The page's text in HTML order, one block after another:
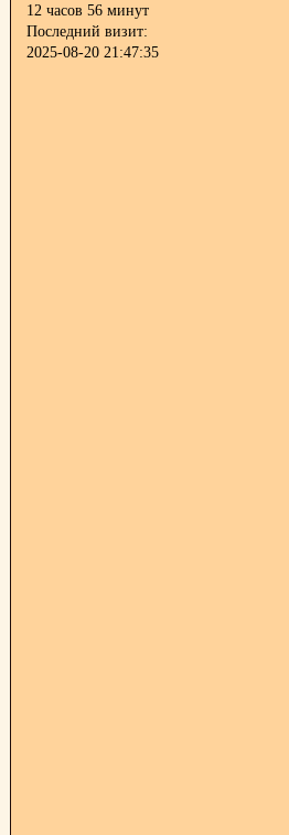
12 часов 56 минут
Последний визит:
2025-08-20 21:47:35